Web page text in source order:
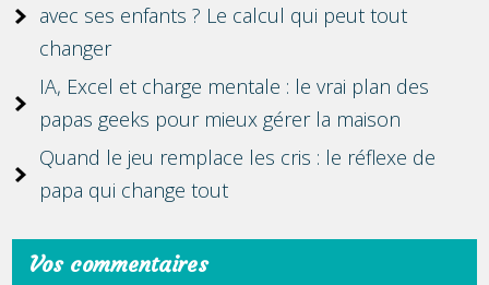
avec ses enfants ? Le calcul qui peut tout
changer
IA, Excel et charge mentale : le vrai plan des
papas geeks pour mieux gérer la maison
Quand le jeu remplace les cris : le réflexe de
papa qui change tout
Vos commentaires